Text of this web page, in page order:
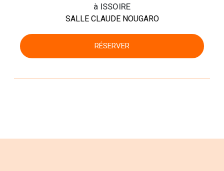
à ISSOIRE
SALLE CLAUDE NOUGARO
RÉSERVER